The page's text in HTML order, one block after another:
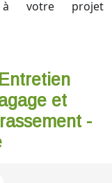
à votre projet
et
-